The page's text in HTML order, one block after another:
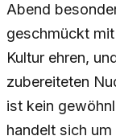
Abend
geschmückt
Kultur ehren,
zubereiteten
ist kein
handelt sich